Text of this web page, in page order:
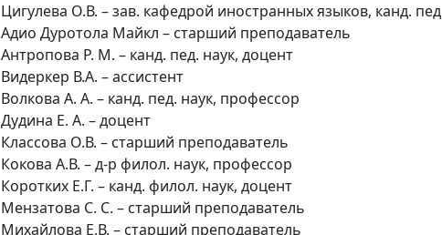
Цигулева О.В. – зав. кафедрой иностранных языков, канд.
Адио Дуротола Майкл – старший преподаватель
Антропова Р. М. – канд. пед. наук, доцент
Видеркер В.А. – ассистент
Волкова А. А. – канд. пед. наук, профессор
Дудина Е. А. – доцент
Классова О.В. – старший преподаватель
Кокова А.В. – д-р филол. наук, профессор
Коротких Е.Г. – канд. филол. наук, доцент
Мензатова С. С. – старший преподаватель
Михайлова Е.В. – старший преподаватель